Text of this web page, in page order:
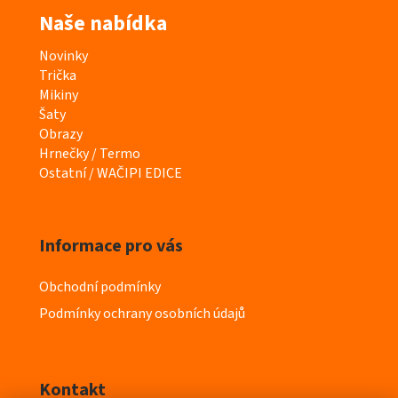
Naše nabídka
K
a
t
e
g
o
r
Novinky
Trička
Mikiny
Šaty
Obrazy
Hrnečky / Termo
Ostatní / WAČIPI EDICE
Informace pro vás
Obchodní podmínky
Podmínky ochrany osobních údajů
Kontakt